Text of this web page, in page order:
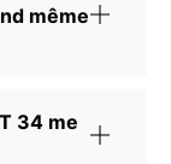
même
34 me